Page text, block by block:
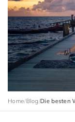
Home/Blog/